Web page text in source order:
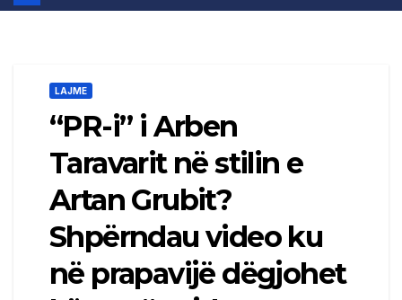
LAJME
“PR-i” i Arben
Taravarit në stilin e
Artan Grubit?
Shpërndau video ku
në prapavijë dëgjohet